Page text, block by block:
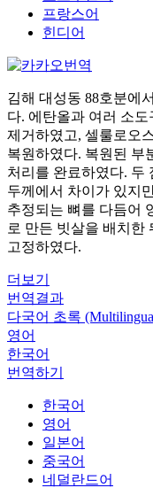
프랑스어
힌디어
김해 대성동 88호분에
다. 에탄올과 여러 소
제거하였고, 셀룰로오
복원하였다. 복원된 부
처리를 완료하였다. 두
두께에서 차이가 있지
추정되는 뼈를 다듬어
로 만든 빗살을 배치한
고정하였다.
더보기
번역결과
다국어 초록
영어
한국어
번역하기
한국어
영어
일본어
중국어
네덜란드어